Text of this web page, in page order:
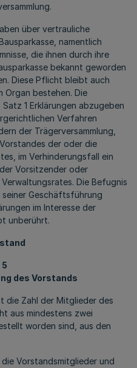
über vertrauliche
namentlich
die ihnen durch ihre
bekannt geworden
Diese Pflicht bleibt auch
Organ bestehen. Die
1 Erklärungen abzugeben
Verfahren
der Trägerversammlung,
der oder die
im Verhinderungsfall ein
Vorsitzender oder
Die Befugnis
seiner Geschäftsführung
im Interesse der
unberührt.
5
des Vorstands
die Zahl der Mitglieder des
aus mindestens zwei
worden sind, aus den
Vorstandsmitglieder und